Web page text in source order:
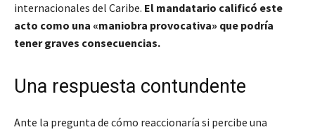
internacionales del Caribe. El mandatario calificó este
acto como una «maniobra provocativa» que podría
tener graves consecuencias.
Una respuesta contundente
Ante la pregunta de cómo reaccionaría si percibe una